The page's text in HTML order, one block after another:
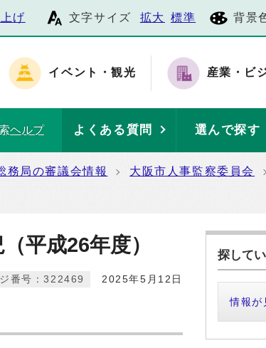
げ 文字サイズ 拡大 標準 背景
イベント・観光 産業・ビ
ヘルプ よくある質問 選んで探す
務局の審議会情報
大阪市人事監察委員会
平成26年度）
2025年5月12日
番号：322469
探して
情報が